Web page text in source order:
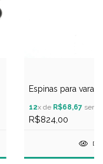
Espinas para vara
12x de R$68,67sem
R$824,00